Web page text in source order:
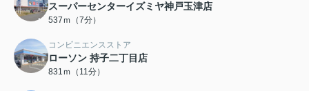
スーパーセンターイズミヤ神戸玉津店
537ｍ（7分）
コンビニエンスストア
ローソン 持子二丁目店
831ｍ（11分）